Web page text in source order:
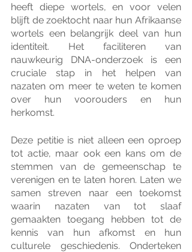
heeft diepe wortels, en voor velen
blijft de zoektocht naar hun Afrikaanse
wortels een belangrijk deel van hun
identiteit. Het faciliteren van
nauwkeurig DNA-onderzoek is een
cruciale stap in het helpen van
nazaten om meer te weten te komen
over hun voorouders en hun
herkomst.
Deze petitie is niet alleen een oproep
tot actie, maar ook een kans om de
stemmen van de gemeenschap te
verenigen en te laten horen. Laten we
samen streven naar een toekomst
waarin nazaten van tot slaaf
gemaakten toegang hebben tot de
kennis van hun afkomst en hun
culturele geschiedenis. Onderteken